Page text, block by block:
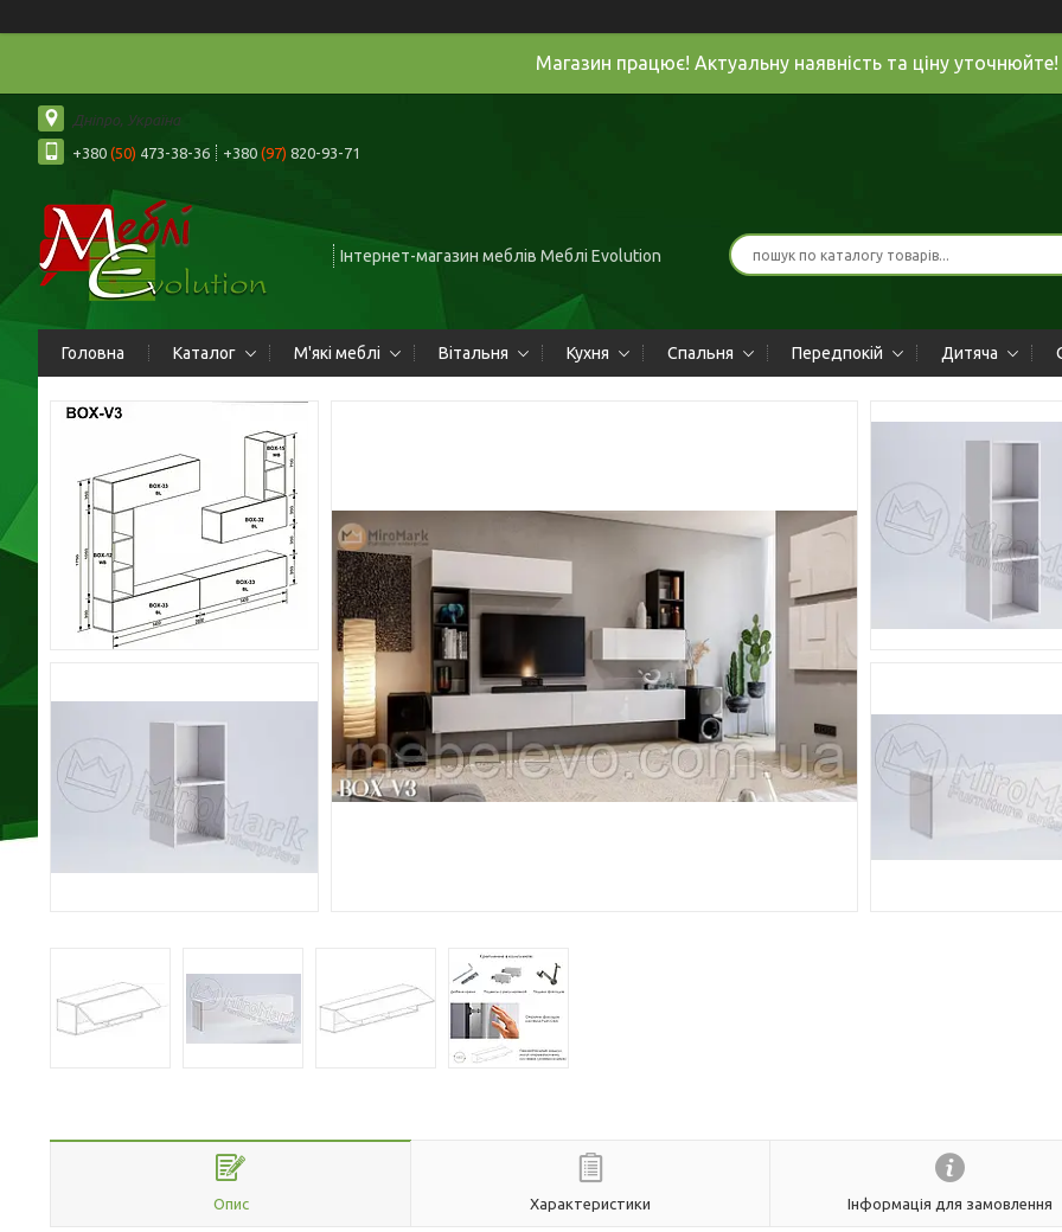
Магазин працює! Актуальну наявність та ціну уточнюйте!
Дніпро, Україна
+380 (50) 473-38-36 +380 (97) 820-93-71
Інтернет-магазин меблів Меблі Evolution
Головна Каталог М'які меблі Вітальня Кухня Спальня Передпокій Дитяча
Опис Характеристики Інформація для замовлення